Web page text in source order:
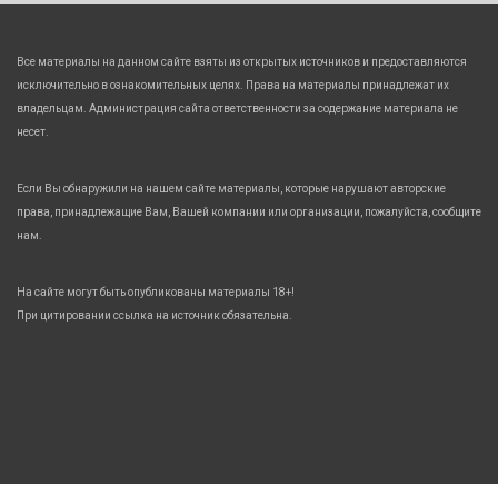
Все материалы на данном сайте взяты из открытых источников и предоставляются
исключительно в ознакомительных целях. Права на материалы принадлежат их
владельцам. Администрация сайта ответственности за содержание материала не
несет.
Если Вы обнаружили на нашем сайте материалы, которые нарушают авторские
права, принадлежащие Вам, Вашей компании или организации, пожалуйста, сообщите
нам.
На сайте могут быть опубликованы материалы 18+!
При цитировании ссылка на источник обязательна.